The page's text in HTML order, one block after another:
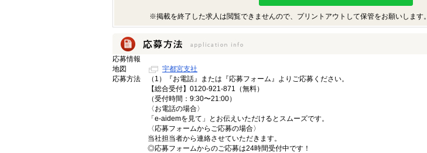
※掲載を終了した求人は閲覧できませんので、プリントアウトして保管をお願いします。
応募情報
地図
宇都宮支社
応募方法
（1）『お電話』または『応募フォーム』よりご応募ください。
【総合受付】0120-921-871（無料）
（受付時間：9:30〜21:00）
〈お電話の場合〉
「e-aidemを見て」とお伝えいただけるとスムーズです。
〈応募フォームからご応募の場合〉
当社担当者から連絡させていただきます。
◎応募フォームからのご応募は24時間受付中です！